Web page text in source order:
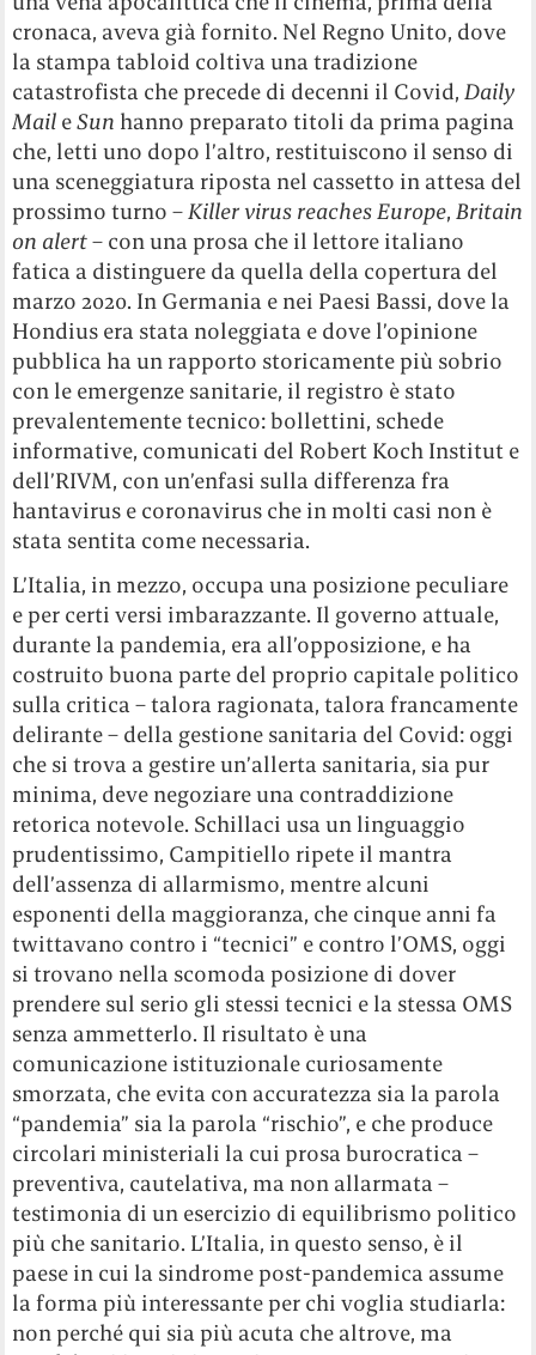
cronaca, aveva già fornito. Nel Regno Unito, dove
la stampa tabloid coltiva una tradizione
catastrofista che precede di decenni il Covid,Daily
Mail eSun hanno preparato titoli da prima pagina
che, letti uno dopo l’altro, restituiscono il senso di
una sceneggiatura riposta nel cassetto in attesa del
prossimo turno –Killer virus reaches Europe,Britain
on alert– con una prosa che il lettore italiano
fatica a distinguere da quella della copertura del
marzo 2020. In Germania e nei Paesi Bassi, dove la
Hondius era stata noleggiata e dove l’opinione
pubblica ha un rapporto storicamente più sobrio
con le emergenze sanitarie, il registro è stato
prevalentemente tecnico: bollettini, schede
informative, comunicati del Robert Koch Institut e
dell’RIVM, con un’enfasi sulla differenza fra
hantavirus e coronavirus che in molti casi non è
stata sentita come necessaria.
L’Italia, in mezzo, occupa una posizione peculiare
e per certi versi imbarazzante. Il governo attuale,
durante la pandemia, era all’opposizione, e ha
costruito buona parte del proprio capitale politico
sulla critica – talora ragionata, talora francamente
delirante – della gestione sanitaria del Covid: oggi
che si trova a gestire un’allerta sanitaria, sia pur
minima, deve negoziare una contraddizione
retorica notevole. Schillaci usa un linguaggio
prudentissimo, Campitiello ripete il mantra
dell’assenza di allarmismo, mentre alcuni
esponenti della maggioranza, che cinque anni fa
twittavano contro i “tecnici” e contro l’OMS, oggi
si trovano nella scomoda posizione di dover
prendere sul serio gli stessi tecnici e la stessa OMS
senza ammetterlo. Il risultato è una
comunicazione istituzionale curiosamente
smorzata, che evita con accuratezza sia la parola
“pandemia” sia la parola “rischio”, e che produce
circolari ministeriali la cui prosa burocratica –
preventiva, cautelativa, ma non allarmata –
testimonia di un esercizio di equilibrismo politico
più che sanitario. L’Italia, in questo senso, è il
paese in cui la sindrome post-pandemica assume
la forma più interessante per chi voglia studiarla:
non perché qui sia più acuta che altrove, ma